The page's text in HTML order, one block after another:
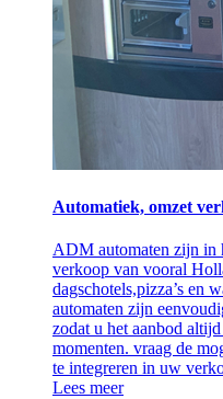
Automatiek, omzet
ADM automaten zijn in
verkoop van vooral
dagschotels,pizza’s en
automaten zijn
zodat u het aanbod
momenten. vraag de
te integreren in uw
Lees meer